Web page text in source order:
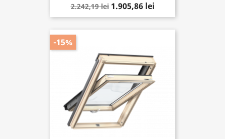
2.242,19 lei 1.905,86 lei
-15%